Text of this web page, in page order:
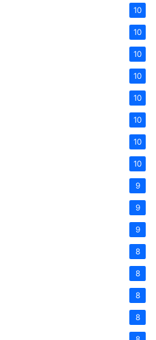
10
10
10
10
10
10
10
10
9
9
9
8
8
8
8